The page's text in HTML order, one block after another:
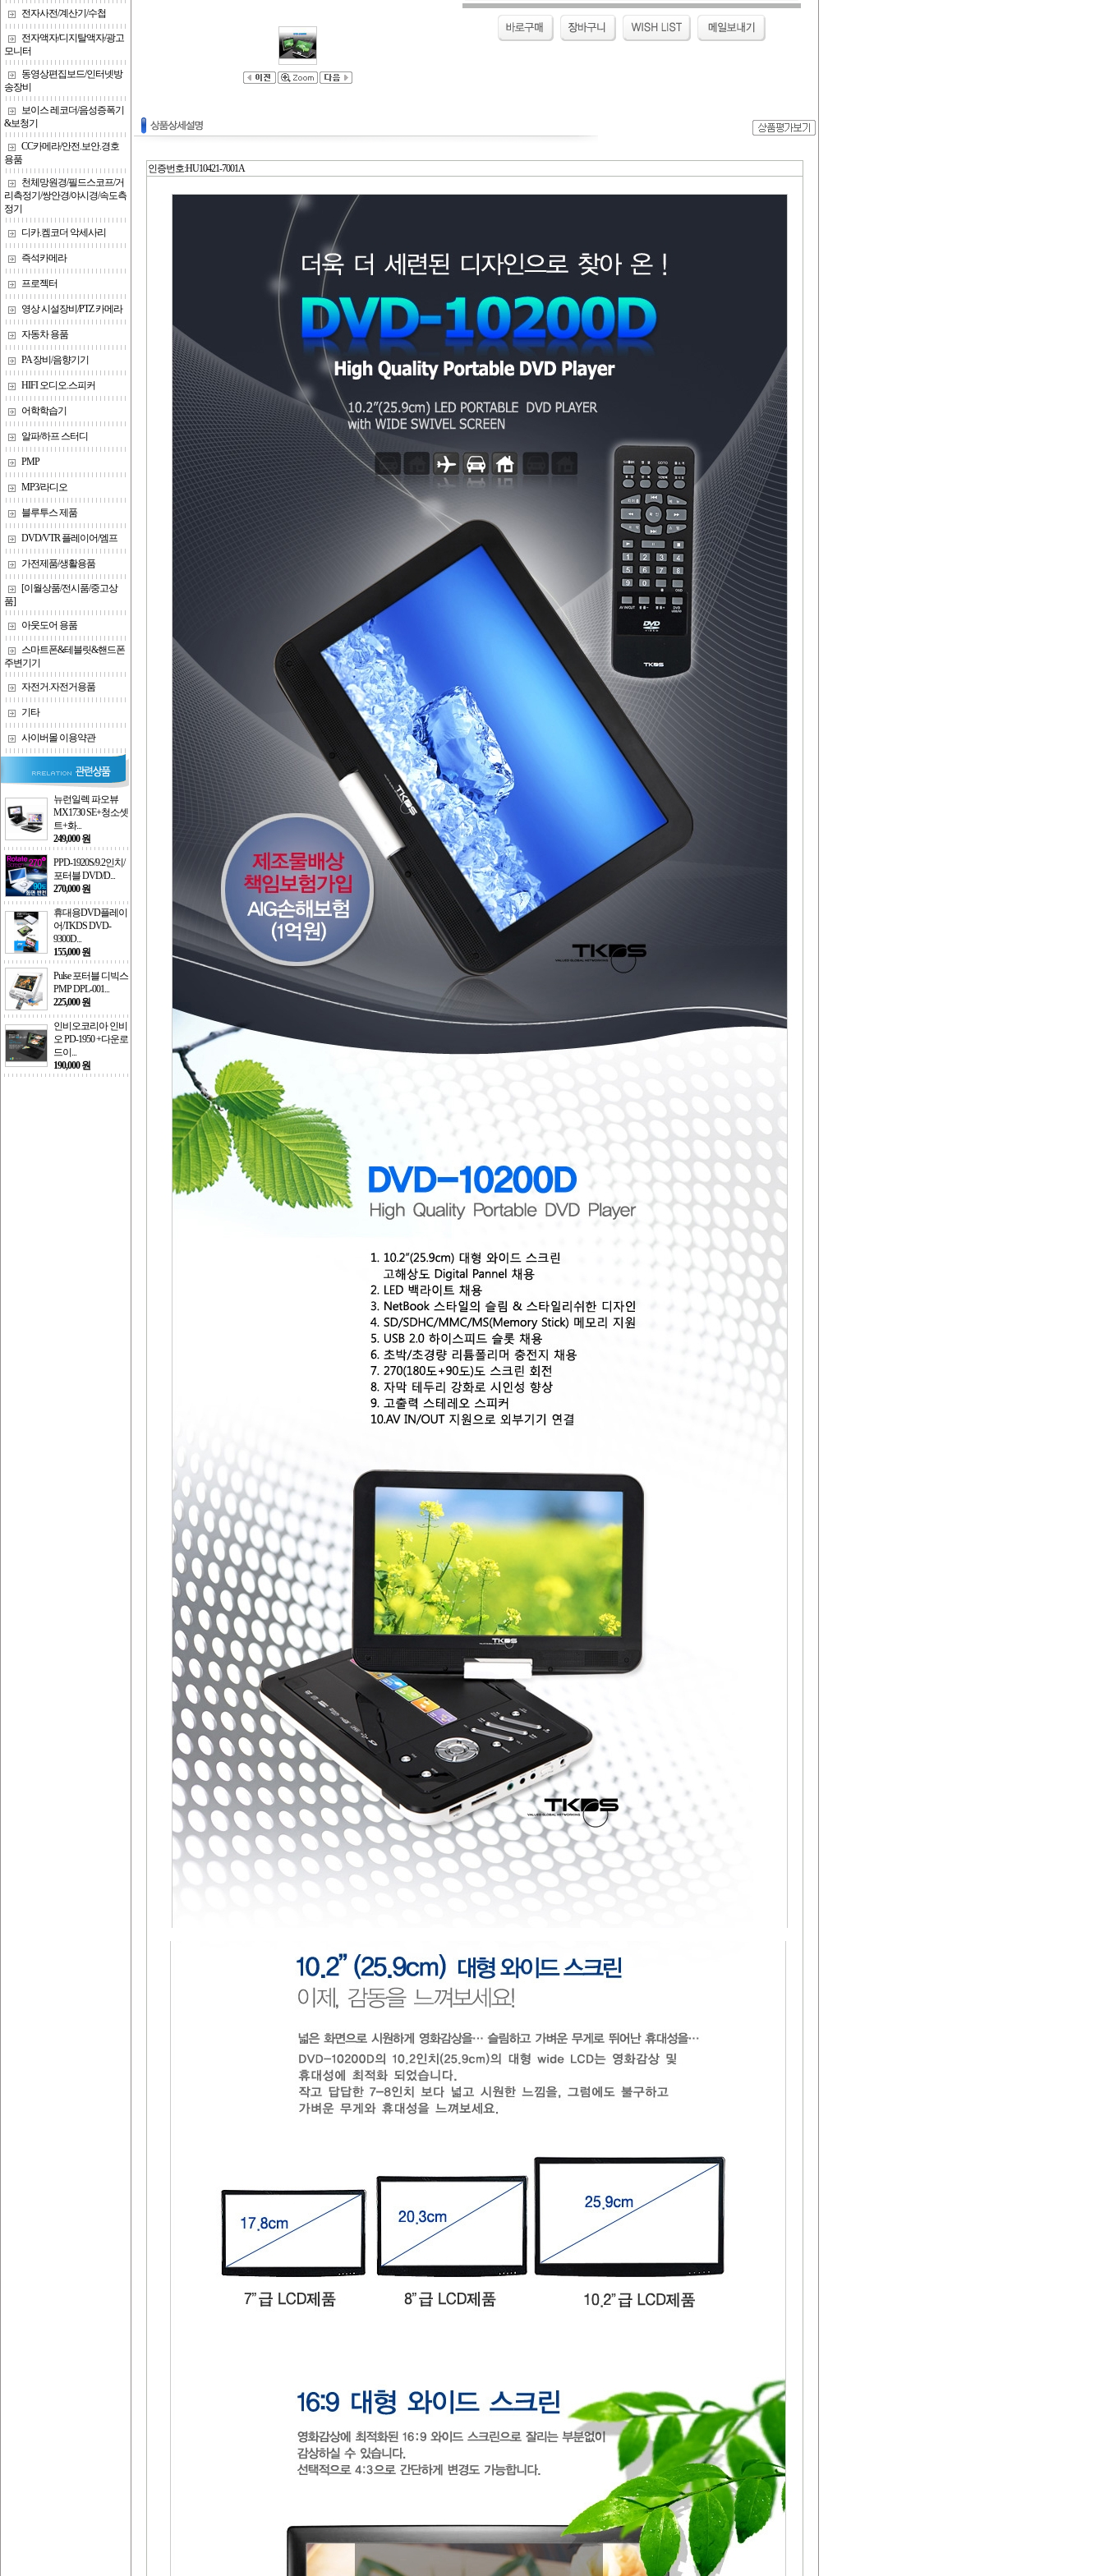
전자사전/계산기/수첩
전자액자/디지탈액자/광고
모니터
동영상편집보드/인터넷방
송장비
보이스 레코더/음성증폭기
&보청기
CC카메라/안전.보안.경호
용품
천체망원경/필드스코프/거
리측정기/쌍안경/야시경/속도측
정기
디카.켐코더 악세사리
즉석카메라
프로젝터
영상 시설장비/PTZ 카메라
자동차 용품
PA 장비/음향기기
HIFI 오디오.스피커
어학학습기
알파/하프 스터디
PMP
MP3/라디오
블루투스 제품
DVD/VTR 플레이어/엠프
가전제품/생활용품
[이월상품/전시품/중고상
품]
아웃도어 용품
스마트폰&테블릿&핸드폰
주변기기
자전거.자전거용품
기타
사이버몰 이용약관
뉴런일렉 파오뷰
MX1730 SE+청소셋
트+화...
249,000 원
PPD-1920S/9.2인치/
포터블 DVD/D...
270,000 원
휴대용DVD플레이
어/TKDS DVD-
9300D...
155,000 원
Pulse 포터블 디빅스
PMP DPL-001...
225,000 원
인비오코리아 인비
오 PD-1950 +다운로
드이...
190,000 원
인증번호:HU10421-7001A